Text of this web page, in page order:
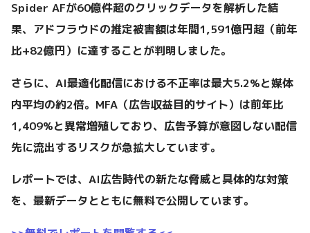
Spider AFが60億件超のクリックデータを解析した結
果、アドフラウドの推定被害額は年間1,591億円超（前年
比+82億円）に達することが判明しました。
さらに、AI最適化配信における不正率は最大5.2%と媒体
内平均の約2倍。MFA（広告収益目的サイト）は前年比
1,409%と異常増殖しており、広告予算が意図しない配信
先に流出するリスクが急拡大しています。
レポートでは、AI広告時代の新たな脅威と具体的な対策
を、最新データとともに無料で公開しています。